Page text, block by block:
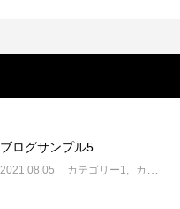
ブログサンプル5
2021.08.05 カテゴリー1 カテゴリー2